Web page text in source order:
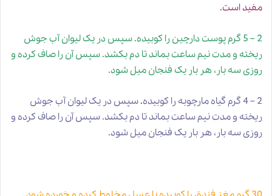
مفید است.
2 – 5 گرم پوست دارچین را کوبیده. سپس در یک لیوان آب جوش
ریخته و مدت نیم ساعت بماند تا دم بکشد. سپس آن را صاف کرده و
روزی سه بار، هر بار یک فنجان میل شود.
2 – 4 گرم گیاه مارچوبه را کوبیده .سپس در یک لیوان آب جوش
ریخته و مدت نیم ساعت بماند تا دم بکشد. سپس آن را صاف کرده و
روزی سه بار، هر بار یک فنجان میل شود.